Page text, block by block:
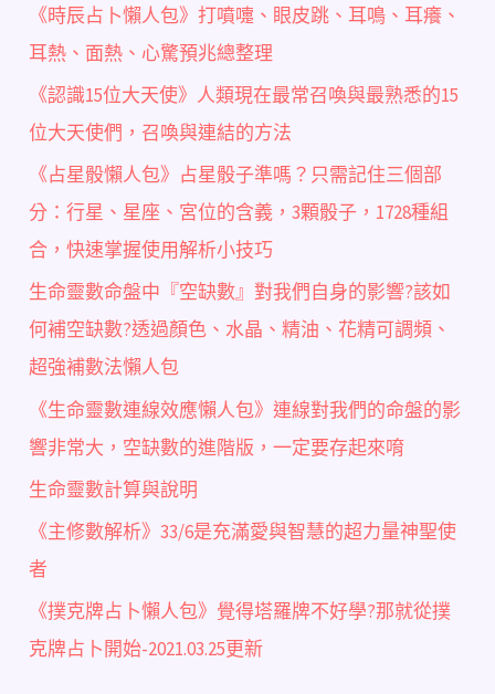
《時辰占卜懶人包》打噴嚏、眼皮跳、耳鳴、耳癢、
耳熱、面熱、心驚預兆總整理
《認識15位大天使》人類現在最常召喚與最熟悉的15
位大天使們，召喚與連結的方法
《占星骰懶人包》占星骰子準嗎？只需記住三個部
分：行星、星座、宮位的含義，3顆骰子，1728種組
合，快速掌握使用解析小技巧
生命靈數命盤中『空缺數』對我們自身的影響?該如
何補空缺數?透過顏色、水晶、精油、花精可調頻、
超強補數法懶人包
《生命靈數連線效應懶人包》連線對我們的命盤的影
響非常大，空缺數的進階版，一定要存起來唷
生命靈數計算與說明
《主修數解析》33/6是充滿愛與智慧的超力量神聖使
者
《撲克牌占卜懶人包》覺得塔羅牌不好學?那就從撲
克牌占卜開始-2021.03.25更新